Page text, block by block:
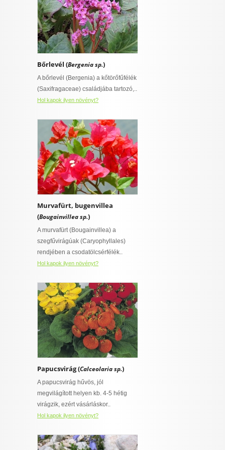
Bőrlevél (Bergenia sp.)
A bőrlevél (Bergenia) a kőtörőfűfélék
(Saxifragaceae) családjába tartozó,..
Hol kapok ilyen növényt?
Murvafürt, bugenvillea
(Bougainvillea sp.)
A murvafürt (Bougainvillea) a
szegfűvirágúak (Caryophyllales)
rendjében a csodatölcsérfélék..
Hol kapok ilyen növényt?
Papucsvirág (Calceolaria sp.)
A papucsvirág hűvös, jól
megvilágított helyen kb. 4-5 hétig
virágzik, ezért vásárláskor..
Hol kapok ilyen növényt?